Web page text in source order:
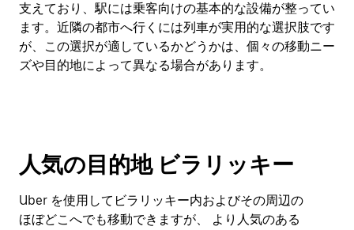
支えており、駅には乗客向けの基本的な設備が整ってい
ます。近隣の都市へ行くには列車が実用的な選択肢です
が、この選択が適しているかどうかは、個々の移動ニー
ズや目的地によって異なる場合があります。
人気の目的地 ビラリッキー
Uber を使用してビラリッキー内およびその周辺の
ほぼどこへでも移動できますが、 より人気のある